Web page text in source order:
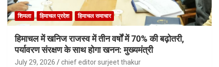
शिमला हिमाचल प्रदेश हिमाचल समाचार
हिमाचल में खनिज राजस्व में तीन वर्षों में 70% की बढ़ोतरी,
पर्यावरण संरक्षण के साथ होगा खनन: मुख्यमंत्री
July 29, 2026 chief editor surjeet thakur